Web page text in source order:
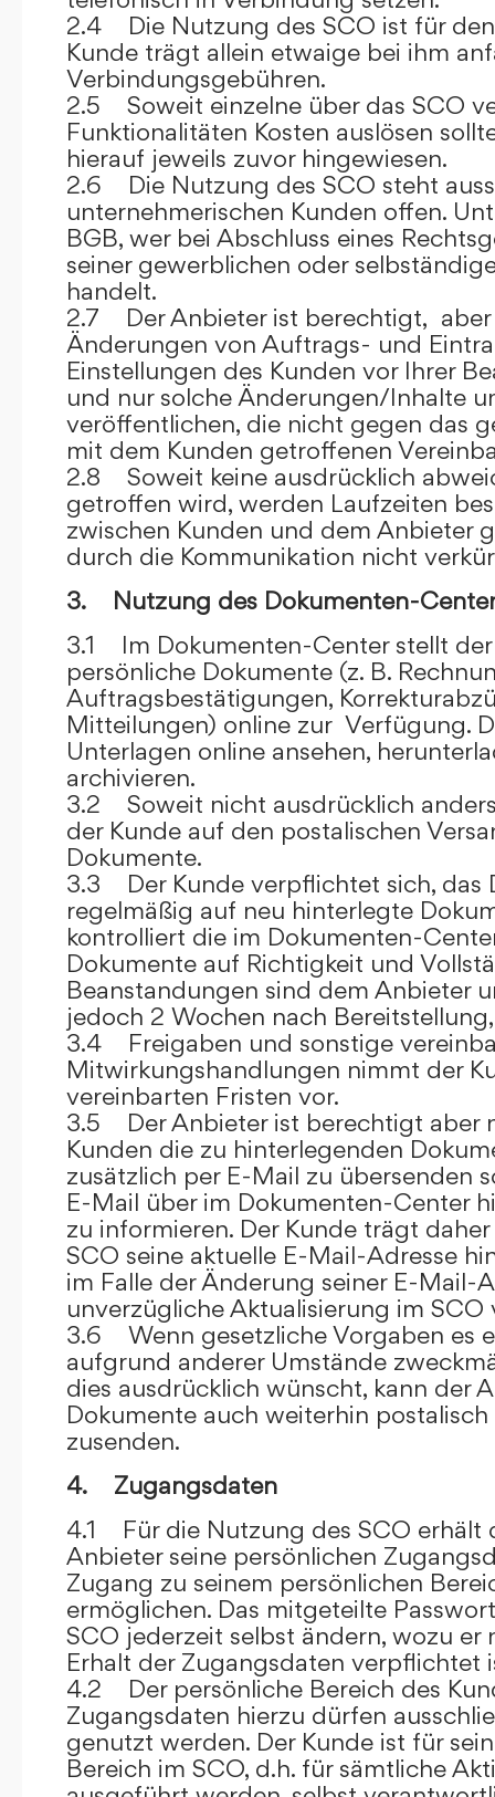
2.4 Die Nutzung des SCO ist für den
Kunde trägt allein etwaige bei ihm
Verbindungsgebühren.
2.5 Soweit einzelne über das SCO
Funktionalitäten Kosten auslösen
hierauf jeweils zuvor hingewiesen.
2.6 Die Nutzung des SCO steht
unternehmerischen Kunden offen.
BGB, wer bei Abschluss eines
seiner gewerblichen oder
handelt.
2.7 Der Anbieter ist berechtigt,
Änderungen von Auftrags- und
Einstellungen des Kunden vor Ihrer
und nur solche Änderungen/Inhalte
veröffentlichen, die nicht gegen das
mit dem Kunden getroffenen
2.8 Soweit keine ausdrücklich
getroffen wird, werden Laufzeiten
zwischen Kunden und dem Anbieter
durch die Kommunikation nicht
3. Nutzung des Dokumenten-
3.1 Im Dokumenten-Center stellt
persönliche Dokumente (z. B.
Auftragsbestätigungen,
Mitteilungen) online zur Verfügung.
Unterlagen online ansehen,
archivieren.
3.2 Soweit nicht ausdrücklich
der Kunde auf den postalischen
Dokumente.
3.3 Der Kunde verpflichtet sich, das
regelmäßig auf neu hinterlegte
kontrolliert die im Dokumenten-
Dokumente auf Richtigkeit und
Beanstandungen sind dem Anbieter
jedoch 2 Wochen nach
3.4 Freigaben und sonstige
Mitwirkungshandlungen nimmt der
vereinbarten Fristen vor.
3.5 Der Anbieter ist berechtigt aber
Kunden die zu hinterlegenden
zusätzlich per E-Mail zu übersenden
E-Mail über im Dokumenten-Center
zu informieren. Der Kunde trägt
SCO seine aktuelle E-Mail-Adresse
im Falle der Änderung seiner E-Mail-
unverzügliche Aktualisierung im SCO
3.6 Wenn gesetzliche Vorgaben es
aufgrund anderer Umstände
dies ausdrücklich wünscht, kann der
Dokumente auch weiterhin
zusenden.
4. Zugangsdaten
4.1 Für die Nutzung des SCO erhält
Anbieter seine persönlichen
Zugang zu seinem persönlichen
ermöglichen. Das mitgeteilte
SCO jederzeit selbst ändern, wozu er
Erhalt der Zugangsdaten verpflichtet
4.2 Der persönliche Bereich des
Zugangsdaten hierzu dürfen
genutzt werden. Der Kunde ist für
Bereich im SCO, d.h. für sämtliche